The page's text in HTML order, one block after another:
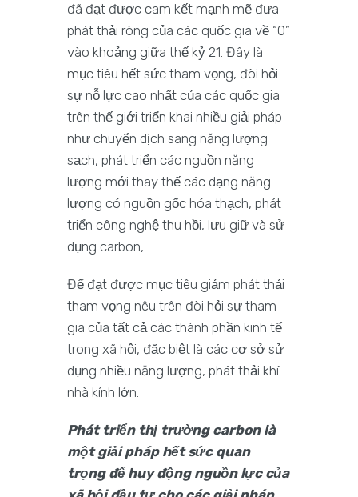
đã đạt được cam kết mạnh mẽ đưa
phát thải ròng của các quốc gia về “0”
vào khoảng giữa thế kỷ 21. Đây là
mục tiêu hết sức tham vọng, đòi hỏi
sự nỗ lực cao nhất của các quốc gia
trên thế giới triển khai nhiều giải pháp
như chuyển dịch sang năng lượng
sạch, phát triển các nguồn năng
lượng mới thay thế các dạng năng
lượng có nguồn gốc hóa thạch, phát
triển công nghệ thu hồi, lưu giữ và sử
dụng carbon,…
Để đạt được mục tiêu giảm phát thải
tham vọng nêu trên đòi hỏi sự tham
gia của tất cả các thành phần kinh tế
trong xã hội, đặc biệt là các cơ sở sử
dụng nhiều năng lượng, phát thải khí
nhà kính lớn.
Phát triển thị trường carbon là
một giải pháp hết sức quan
trọng để huy động nguồn lực của